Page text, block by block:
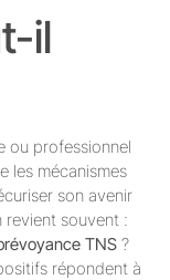
il
ou professionnel
les mécanismes
son avenir
revient souvent :
TNS ?
répondent à